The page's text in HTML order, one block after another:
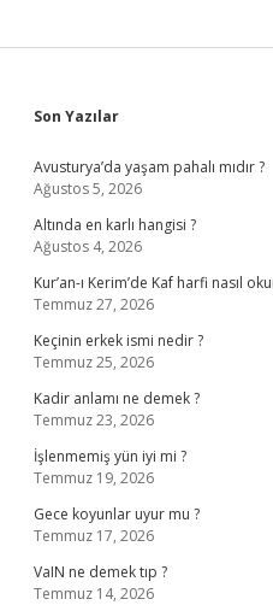
Sidebar
Son Yazılar
Avusturya’da yaşam pahalı mıdır ?
Ağustos 5, 2026
Altında en karlı hangisi ?
Ağustos 4, 2026
Kur’an-ı Kerim’de Kaf harfi nasıl
Temmuz 27, 2026
Keçinin erkek ismi nedir ?
Temmuz 25, 2026
Kadir anlamı ne demek ?
Temmuz 23, 2026
İşlenmemiş yün iyi mi ?
Temmuz 19, 2026
Gece koyunlar uyur mu ?
Temmuz 17, 2026
VaIN ne demek tıp ?
Temmuz 14, 2026